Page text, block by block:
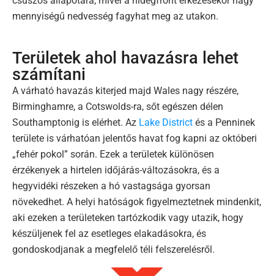
mennyiségű nedvesség fagyhat meg az utakon.
Területek ahol havazásra lehet
számítani
A várható havazás kiterjed majd Wales nagy részére,
Birminghamre, a Cotswolds-ra, sőt egészen délen
Southamptonig is elérhet. Az Lake District és a Penninek
területe is várhatóan jelentős havat fog kapni az októberi
„fehér pokol” során. Ezek a területek különösen
érzékenyek a hirtelen időjárás-változásokra, és a
hegyvidéki részeken a hó vastagsága gyorsan
növekedhet. A helyi hatóságok figyelmeztetnek mindenkit,
aki ezeken a területeken tartózkodik vagy utazik, hogy
készüljenek fel az esetleges elakadásokra, és
gondoskodjanak a megfelelő téli felszerelésről.